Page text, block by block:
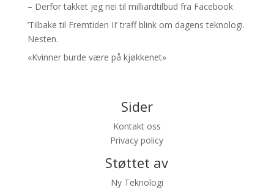
– Derfor takket jeg nei til milliardtilbud fra Facebook
’Tilbake til Fremtiden II’ traff blink om dagens teknologi.
Nesten.
«Kvinner burde være på kjøkkenet»
Sider
Kontakt oss
Privacy policy
Støttet av
Ny Teknologi